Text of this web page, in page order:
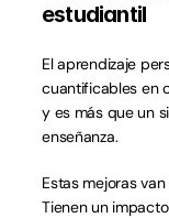
estudiantil
El aprendizaje
cuantificables en
y es más que un
enseñanza.
Estas mejoras
Tienen un